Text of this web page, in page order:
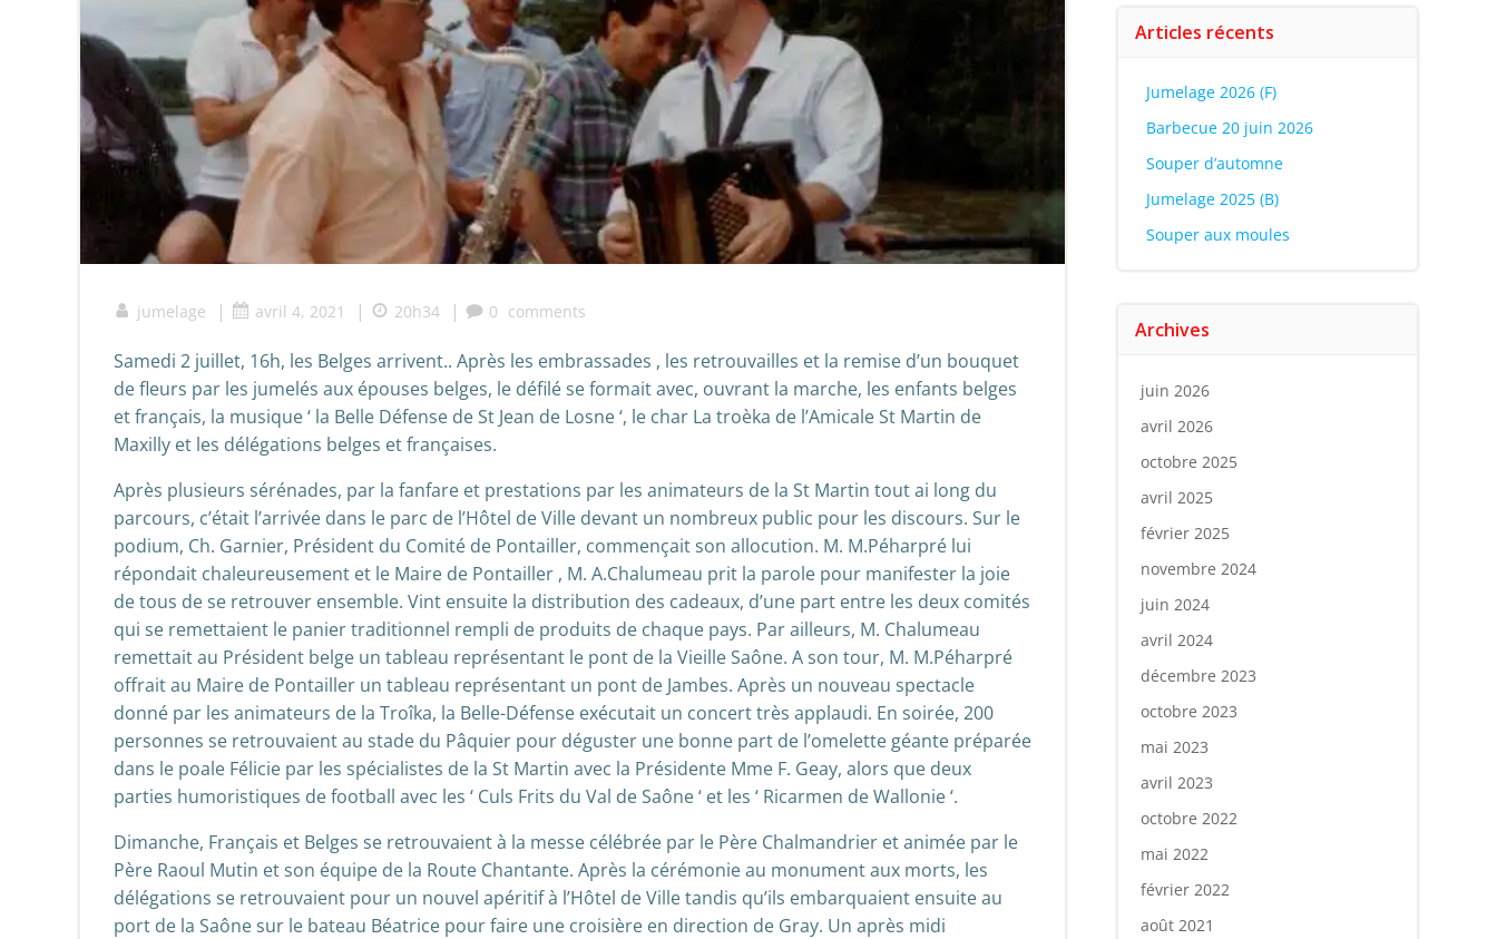
jumelage | avril 4, 2021 | 20h34 | 0 comments
Samedi 2 juillet, 16h, les Belges arrivent.. Après les embrassades , les retrouvailles et la remise d’un bouquet
de fleurs par les jumelés aux épouses belges, le défilé se formait avec, ouvrant la marche, les enfants belges
et français, la musique ‘ la Belle Défense de St Jean de Losne ‘, le char La troèka de l’Amicale St Martin de
Maxilly et les délégations belges et françaises.
Après plusieurs sérénades, par la fanfare et prestations par les animateurs de la St Martin tout ai long du
parcours, c’était l’arrivée dans le parc de l’Hôtel de Ville devant un nombreux public pour les discours. Sur le
podium, Ch. Garnier, Président du Comité de Pontailler, commençait son allocution. M. M.Péharpré lui
répondait chaleureusement et le Maire de Pontailler , M. A.Chalumeau prit la parole pour manifester la joie
de tous de se retrouver ensemble. Vint ensuite la distribution des cadeaux, d’une part entre les deux comités
qui se remettaient le panier traditionnel rempli de produits de chaque pays. Par ailleurs, M. Chalumeau
remettait au Président belge un tableau représentant le pont de la Vieille Saône. A son tour, M. M.Péharpré
offrait au Maire de Pontailler un tableau représentant un pont de Jambes. Après un nouveau spectacle
donné par les animateurs de la Troîka, la Belle-Défense exécutait un concert très applaudi. En soirée, 200
personnes se retrouvaient au stade du Pâquier pour déguster une bonne part de l’omelette géante préparée
dans le poale Félicie par les spécialistes de la St Martin avec la Présidente Mme F. Geay, alors que deux
parties humoristiques de football avec les ‘ Culs Frits du Val de Saône ‘ et les ‘ Ricarmen de Wallonie ‘.
Dimanche, Français et Belges se retrouvaient à la messe célébrée par le Père Chalmandrier et animée par le
Père Raoul Mutin et son équipe de la Route Chantante. Après la cérémonie au monument aux morts, les
délégations se retrouvaient pour un nouvel apéritif à l’Hôtel de Ville tandis qu’ils embarquaient ensuite au
port de la Saône sur le bateau Béatrice pour faire une croisière en direction de Gray. Un après midi
Articles récents
Jumelage 2026 (F)
Barbecue 20 juin 2026
Souper d’automne
Jumelage 2025 (B)
Souper aux moules
Archives
juin 2026
avril 2026
octobre 2025
avril 2025
février 2025
novembre 2024
juin 2024
avril 2024
décembre 2023
octobre 2023
mai 2023
avril 2023
octobre 2022
mai 2022
février 2022
août 2021